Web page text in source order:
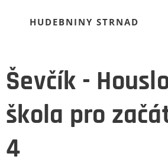
HUDEBNINY STRNAD
Ševčík -
škola pro
4